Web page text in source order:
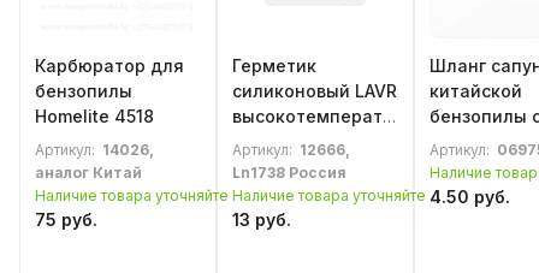
Карбюратор для
бензопилы
Homelite 4518
Артикул: 14026,
аналог Китай
Наличие товара уточняйте
75 руб.
Герметик
силиконовый LAVR
высокотемпературный
черный, 87г.
Артикул: 12666,
Ln1738 Россия
Наличие товара уточняйте
13 руб.
Шланг
китайской
бензопилы
4500 / 5200
Артикул:
Наличие
4.50 руб.